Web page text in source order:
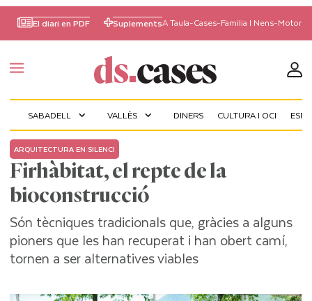
El diari en PDF SuplementsA Taula-Cases-Familia I Nens-Motor
SABADELL expand_more VALLÈS expand_more DINERS CULTURA I OCI
Firhàbitat, el repte de la
bioconstrucció
ARQUITECTURA EN SILENCI
Són tècniques tradicionals que, gràcies a alguns
pioners que les han recuperat i han obert camí,
tornen a ser alternatives viables